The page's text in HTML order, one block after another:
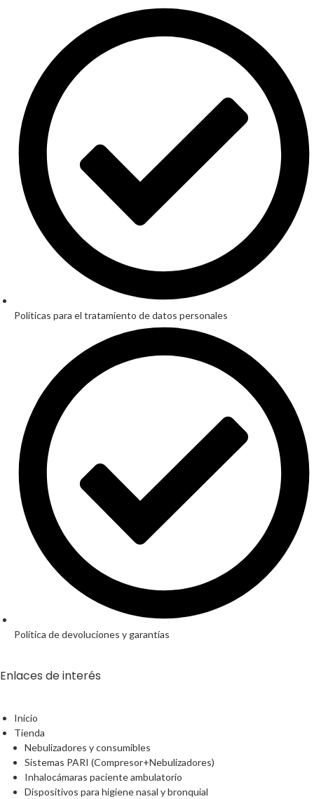
Políticas para el tratamiento de datos personales
Política de devoluciones y garantías
Enlaces de interés
Inicio
Tienda
Nebulizadores y consumibles
Sistemas PARI (Compresor+Nebulizadores)
Inhalocámaras paciente ambulatorio
Dispositivos para higiene nasal y bronquial